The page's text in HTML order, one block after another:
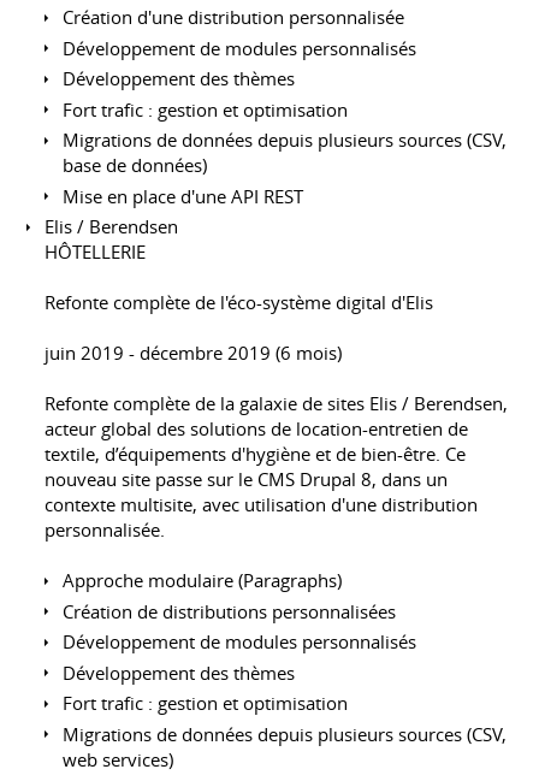
Création d'une distribution personnalisée
Développement de modules personnalisés
Développement des thèmes
Fort trafic : gestion et optimisation
Migrations de données depuis plusieurs sources (CSV,
base de données)
Mise en place d'une API REST
Elis / Berendsen
HÔTELLERIE
Refonte complète de l'éco-système digital d'Elis
juin 2019 - décembre 2019 (6 mois)
Refonte complète de la galaxie de sites Elis / Berendsen,
acteur global des solutions de location-entretien de
textile, d’équipements d'hygiène et de bien-être. Ce
nouveau site passe sur le CMS Drupal 8, dans un
contexte multisite, avec utilisation d'une distribution
personnalisée.
Approche modulaire (Paragraphs)
Création de distributions personnalisées
Développement de modules personnalisés
Développement des thèmes
Fort trafic : gestion et optimisation
Migrations de données depuis plusieurs sources (CSV,
web services)